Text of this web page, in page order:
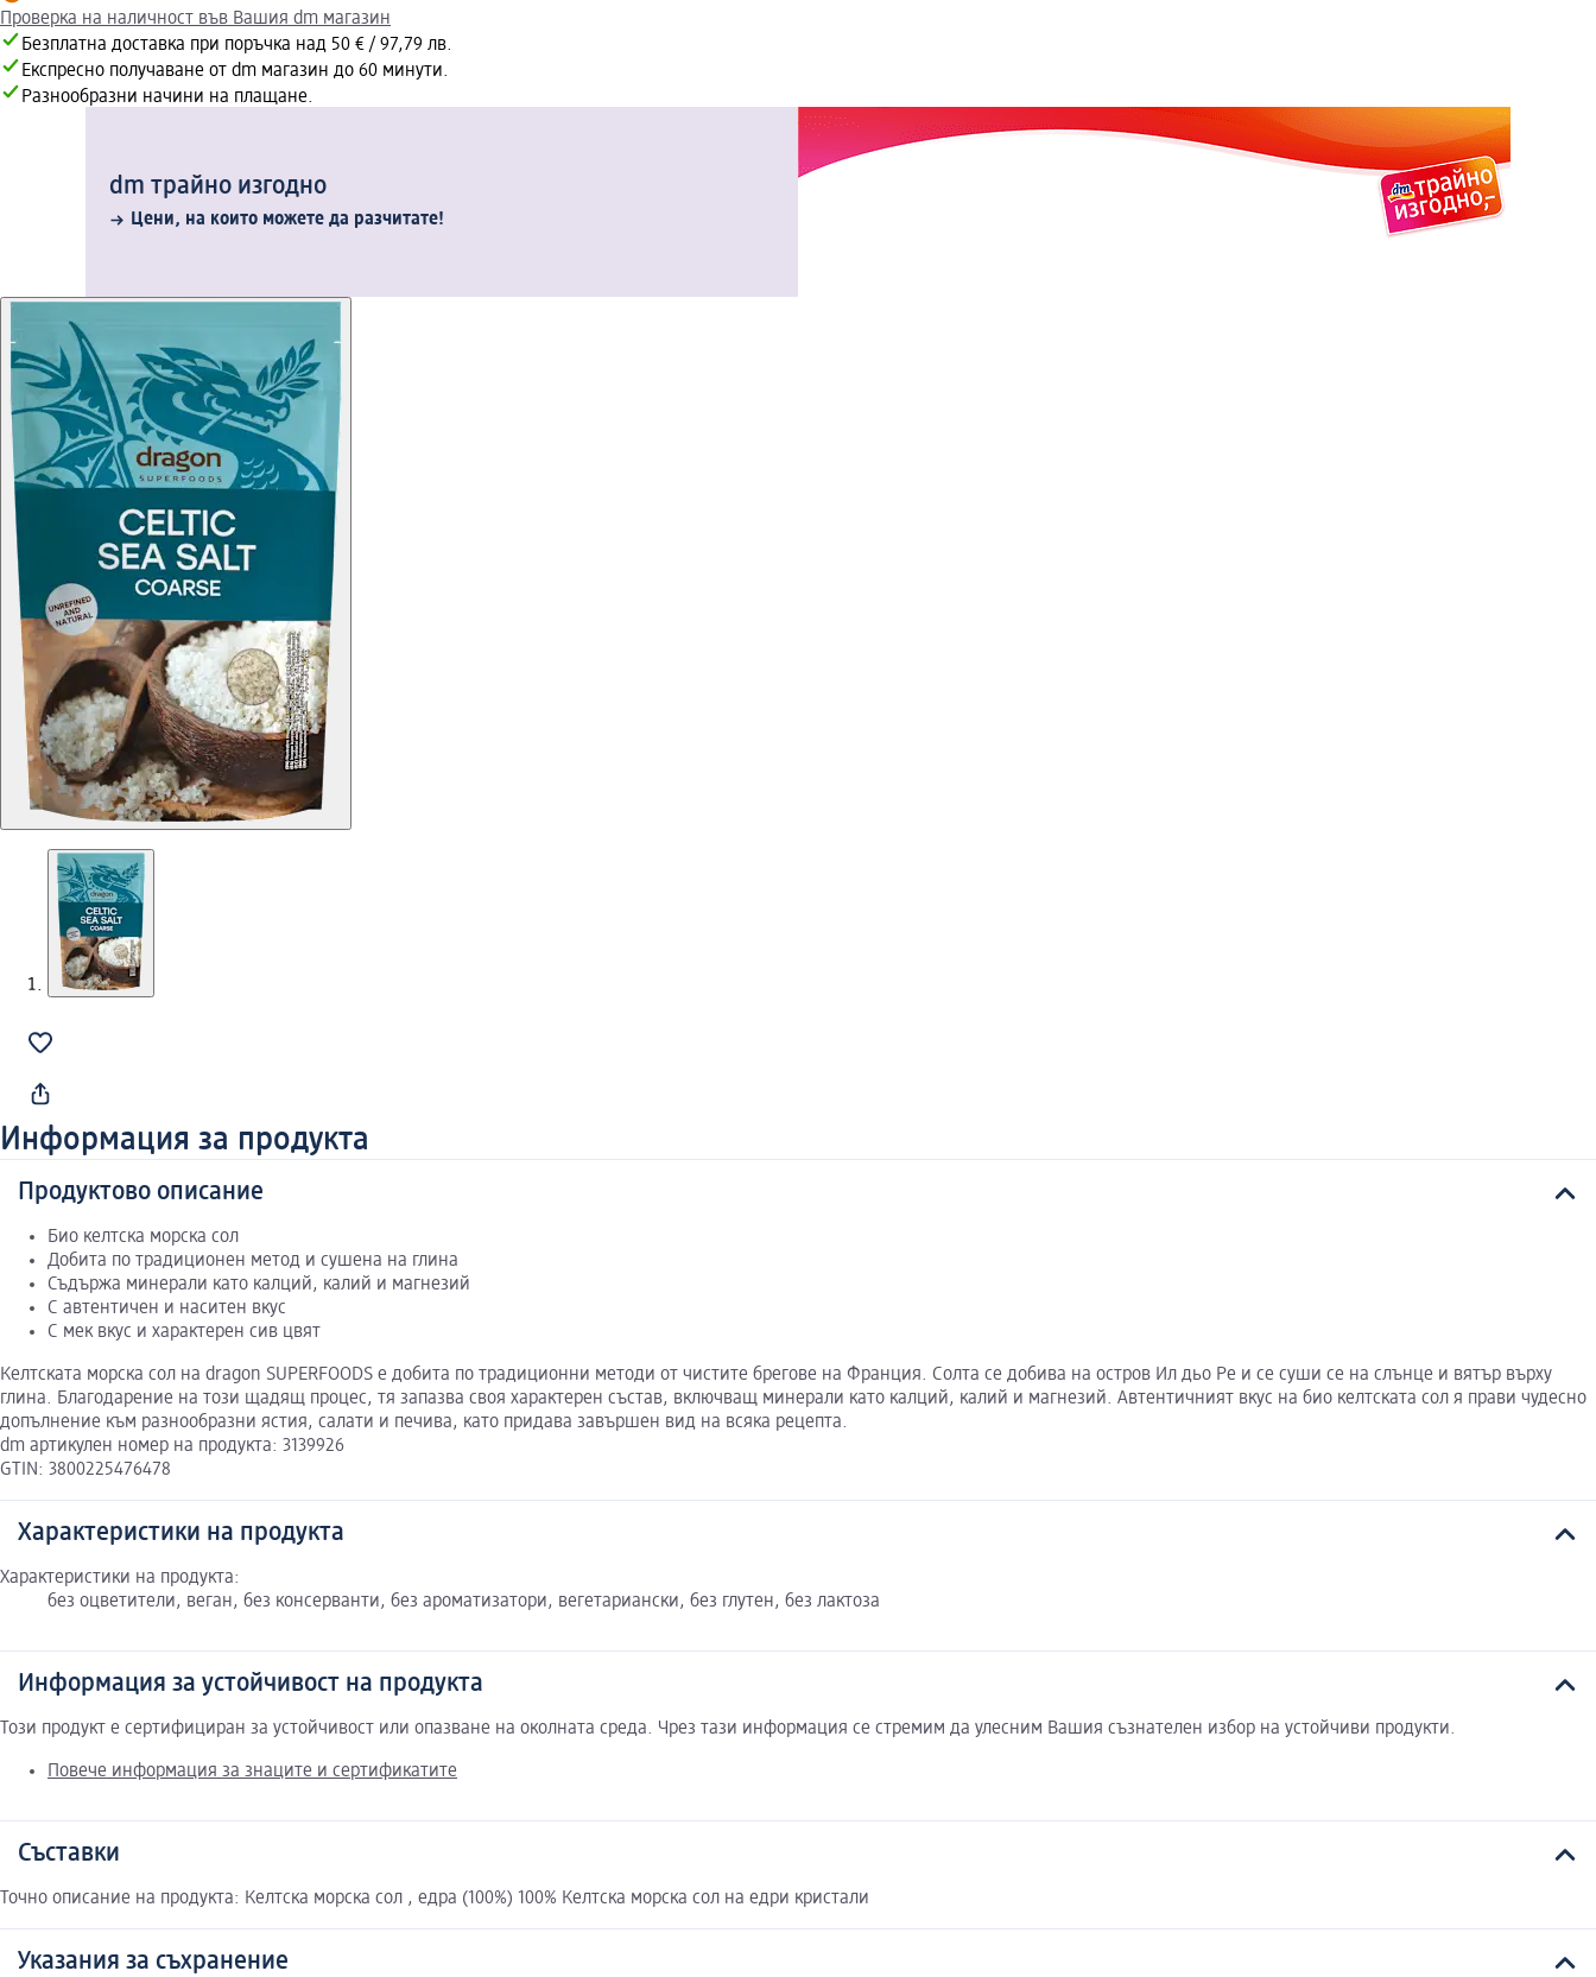
Проверка на наличност във Вашия dm магазин
Безплатна доставка при поръчка над 50 € / 97,79 лв.
Експресно получаване от dm магазин до 60 минути.
Разнообразни начини на плащане.
dm трайно изгодно
Цени, на които можете да разчитате!
Информация за продукта
Продуктово описание
Био келтска морска сол
Добита по традиционен метод и сушена на глина
Съдържа минерали като калций, калий и магнезий
С автентичен и наситен вкус
С мек вкус и характерен сив цвят
Келтската морска сол на dragon SUPERFOODS е добитa по традиционни методи от чистите брегове на Франция. Солта се добива на остров Ил дьо Ре и се суши се на слънце и вятър върху
глина. Благодарение на този щадящ процес, тя запазва своя характерен състав, включващ минерали като калций, калий и магнезий. Автентичният вкус на био келтската сол я прави чудесно
допълнение към разнообразни ястия, салати и печива, като придава завършен вид на всяка рецепта.
dm артикулен номер на продукта: 3139926
GTIN: 3800225476478
Характеристики на продукта
Характеристики на продукта:
без оцветители, веган, без консерванти, без ароматизатори, вегетариански, без глутен, без лактоза
Информация за устойчивост на продукта
Този продукт е сертифициран за устойчивост или опазване на околната среда. Чрез тази информация се стремим да улесним Вашия съзнателен избор на устойчиви продукти.
Повече информация за знаците и сертификатите
Съставки
Точно описание на продукта: Келтска морска сол , едра (100%) 100% Келтска морска сол на едри кристали
Указания за съхранение